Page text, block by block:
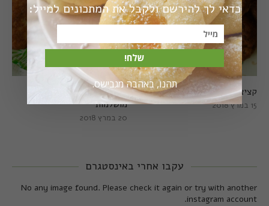
קציצות כרישה טבעוניות
מושלמות
20 במרץ 2018
קציצות כרישה מושלמות
15 במרץ 2018
עקבו אחרי באינסטגרם
No any image found. Please check it again or try with another
instagram account.
כדאי לך להירשם ולקבל את המתכונים למייל:
שלח!
תהנו, באהבה מגבישס.